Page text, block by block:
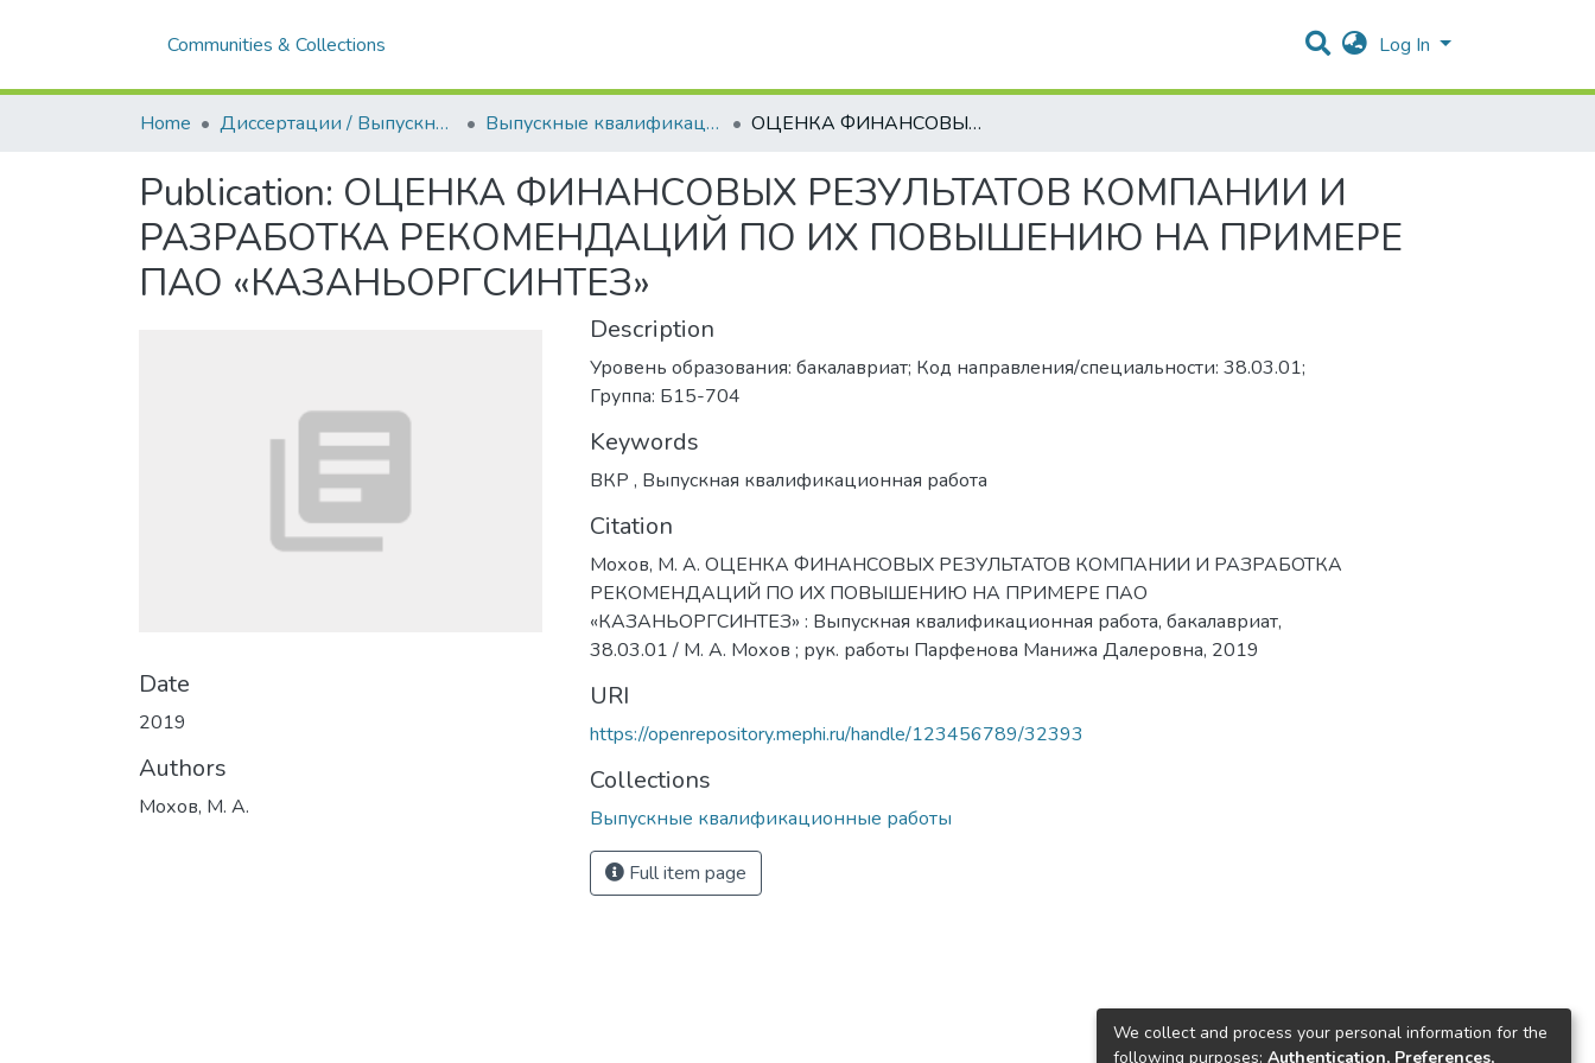
Communities & Collections Log In
Home Диссертации / Выпускные квалификационные работы Выпускные квалификационные работы ОЦЕНКА ФИНАНСОВЫХ РЕЗУЛЬТАТОВ КОМПАНИИ И РАЗРАБОТКА РЕКОМЕНДАЦИЙ ПО ИХ ПОВЫШЕНИЮ НА ПРИМЕРЕ ПАО «КАЗАНЬОРГСИНТЕЗ»
Publication: ОЦЕНКА ФИНАНСОВЫХ РЕЗУЛЬТАТОВ КОМПАНИИ И
РАЗРАБОТКА РЕКОМЕНДАЦИЙ ПО ИХ ПОВЫШЕНИЮ НА ПРИМЕРЕ
ПАО «КАЗАНЬОРГСИНТЕЗ»
Date
2019
Authors
Мохов, М. А.
Description
Уровень образования: бакалавриат; Код направления/специальности: 38.03.01;
Группа: Б15-704
Keywords
ВКР , Выпускная квалификационная работа
Citation
Мохов, М. А. ОЦЕНКА ФИНАНСОВЫХ РЕЗУЛЬТАТОВ КОМПАНИИ И РАЗРАБОТКА
РЕКОМЕНДАЦИЙ ПО ИХ ПОВЫШЕНИЮ НА ПРИМЕРЕ ПАО
«КАЗАНЬОРГСИНТЕЗ» : Выпускная квалификационная работа, бакалавриат,
38.03.01 / М. А. Мохов ; рук. работы Парфенова Манижа Далеровна, 2019
URI
https://openrepository.mephi.ru/handle/123456789/32393
Collections
Выпускные квалификационные работы
Full item page
We collect and process your personal information for the
following purposes: Authentication, Preferences,